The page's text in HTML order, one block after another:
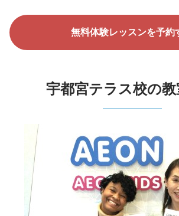
無料体験レッスンを予約
宇都宮テラス校の